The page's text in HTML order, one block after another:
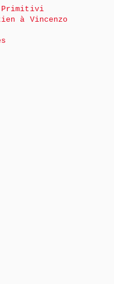
Primitivi
à Vincenzo